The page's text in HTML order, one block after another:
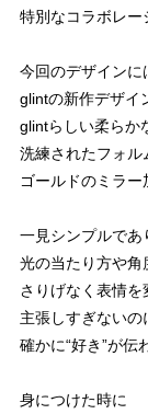
特別なコラボレー
今回のデザインに
glintの新作デザイ
glintらしい柔らか
洗練されたフォル
ゴールドのミラー
一見シンプルであ
光の当たり方や角
さりげなく表情を
主張しすぎないの
確かに“好き”が伝
身につけた時に